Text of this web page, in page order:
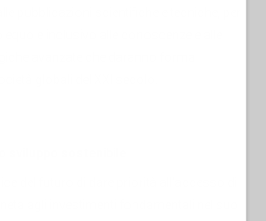
pubblicazioni scientifiche e tecniche, per
e inclusivo alle conoscenze e alle
avanzate che daranno forma
globali del XXI secolo.
del futuro di dare priorità all'accesso di
agli investimenti fondamentali nel suo